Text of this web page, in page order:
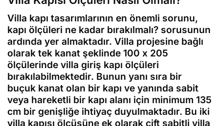
Villa kapı tasarımlarının en önemli sorunu,
kapı ölçüleri ne kadar bırakılmalı? sorusunun
ardında yer almaktadır. Villa projesine bağlı
olarak tek kanat şeklinde 100 x 205
ölçülerinde villa giriş kapı ölçüleri
bırakılabilmektedir. Bunun yanı sıra bir
buçuk kanat olan bir kapı ve yanında sabit
veya hareketli bir kapı alanı için minimum 135
cm bir genişliğe ihtiyaç duyulmaktadır. Bu iki
villa kapısı ölçüsüne ek olarak çift sabitli villa